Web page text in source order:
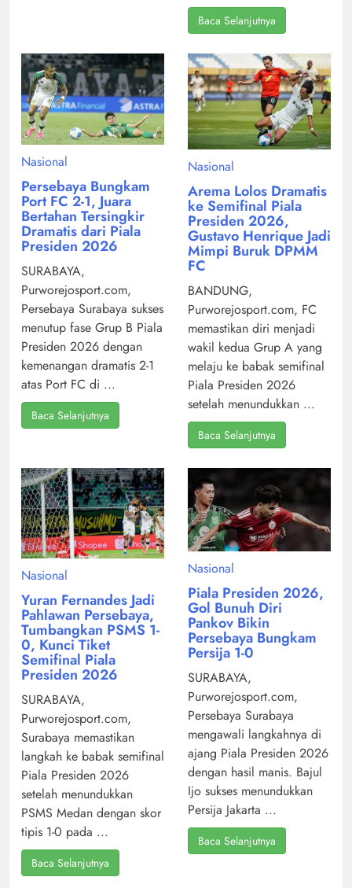
Baca Selanjutnya
Nasional
Persebaya Bungkam
Port FC 2-1, Juara
Bertahan Tersingkir
Dramatis dari Piala
Presiden 2026
SURABAYA,
Purworejosport.com,
Persebaya Surabaya sukses
menutup fase Grup B Piala
Presiden 2026 dengan
kemenangan dramatis 2-1
atas Port FC di ...
Baca Selanjutnya
Nasional
Arema Lolos Dramatis
ke Semifinal Piala
Presiden 2026,
Gustavo Henrique Jadi
Mimpi Buruk DPMM
FC
BANDUNG,
Purworejosport.com, FC
memastikan diri menjadi
wakil kedua Grup A yang
melaju ke babak semifinal
Piala Presiden 2026
setelah menundukkan ...
Baca Selanjutnya
Nasional
Yuran Fernandes Jadi
Pahlawan Persebaya,
Tumbangkan PSMS 1-
0, Kunci Tiket
Semifinal Piala
Presiden 2026
SURABAYA,
Purworejosport.com,
Surabaya memastikan
langkah ke babak semifinal
Piala Presiden 2026
setelah menundukkan
PSMS Medan dengan skor
tipis 1-0 pada ...
Baca Selanjutnya
Nasional
Piala Presiden 2026,
Gol Bunuh Diri
Pankov Bikin
Persebaya Bungkam
Persija 1-0
SURABAYA,
Purworejosport.com,
Persebaya Surabaya
mengawali langkahnya di
ajang Piala Presiden 2026
dengan hasil manis. Bajul
Ijo sukses menundukkan
Persija Jakarta ...
Baca Selanjutnya